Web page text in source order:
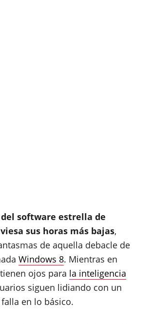
software estrella de
sus horas más bajas,
de aquella debacle de
Windows 8. Mientras en
ojos para la inteligencia
siguen lidiando con un
en lo básico.